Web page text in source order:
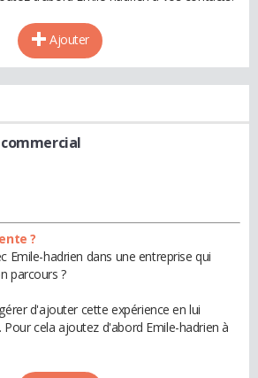
Ajouter
?
Emile-hadrien dans une entreprise qui
parcours ?
d'ajouter cette expérience en lui
cela ajoutez d'abord Emile-hadrien à